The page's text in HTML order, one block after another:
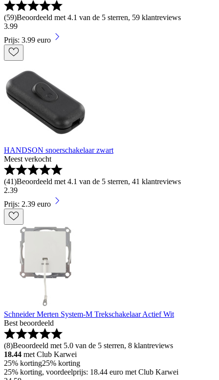
(59)Beoordeeld met 4.1 van de 5 sterren, 59 klantreviews
3.99
Prijs: 3.99 euro
HANDSON snoerschakelaar zwart
Meest verkocht
(41)Beoordeeld met 4.1 van de 5 sterren, 41 klantreviews
2.39
Prijs: 2.39 euro
Schneider Merten System-M Trekschakelaar Actief Wit
Best beoordeeld
(8)Beoordeeld met 5.0 van de 5 sterren, 8 klantreviews
18.44 met Club Karwei
25% korting25% korting
25% korting, voordeelprijs: 18.44 euro met Club Karwei